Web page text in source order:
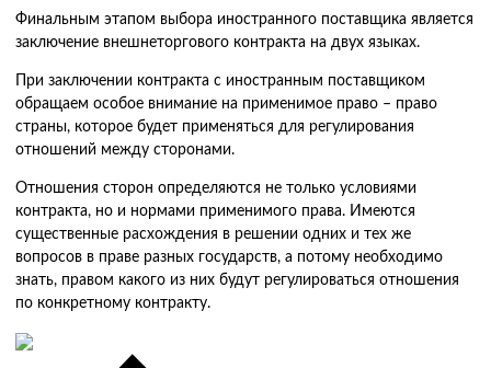
Финальным этапом выбора иностранного поставщика является
заключение внешнеторгового контракта на двух языках.
При заключении контракта с иностранным поставщиком
обращаем особое внимание на применимое право – право
страны, которое будет применяться для регулирования
отношений между сторонами.
Отношения сторон определяются не только условиями
контракта, но и нормами применимого права. Имеются
существенные расхождения в решении одних и тех же
вопросов в праве разных государств, а потому необходимо
знать, правом какого из них будут регулироваться отношения
по конкретному контракту.